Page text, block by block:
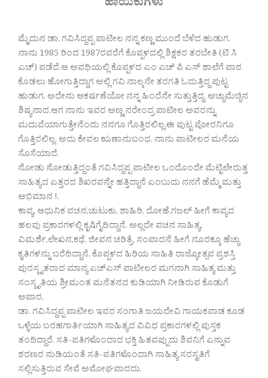
ಹಾಯಿಕುಗಳು
ಮೈದುನ ಡಾ. ಗವಿಸಿದ್ದಪ್ಪ ಪಾಟೀಲ ನನ್ನ ಕಣ್ಣ ಮುಂದೆ ಬೆಳೆದ ಹುಡುಗ.
ನಾನು 1985 ರಿಂದ 1987ರವರೆಗೆ ಕೊಪ್ಪಳದಲ್ಲಿ ಶಿಕ್ಷಕರ ತರಬೇತಿ (ಟಿ ಸಿ
ಎಚ್) ಪಡೆದೆ.ಆ ಅವಧಿಯಲ್ಲಿ ಕೊಪ್ಪಳದ ಎಂ ಎಚ್ ಪಿ ಎಸ್ ಶಾಲೆಗೆ ಪಾಠ
ಕೊಡಲು ಹೋಗುತ್ತಿದ್ದಾಗ ಅಲ್ಲಿ ಗವಿ ನಾಲ್ಕನೇ ತರಗತಿ ಓದುತ್ತಿದ್ದ ಪುಟ್ಟ
ಹುಡುಗ. ಅದೇನು ಆಕರ್ಷಣೆಯೋ ನನ್ನ ಹಿಂದೆನೇ ಸುತ್ತುತ್ತಿದ್ದ. ಅಚ್ಚುಮೆಚ್ಚಿನ
ಶಿಷ್ಯನಾದ.ಆಗ ನಾನು ಇವರ ಅಣ್ಣ ನರೇಂದ್ರ ಪಾಟೀಲ ಅವರನ್ನು
ಮದುವೆಯಾಗುತ್ತೇನೆಂದು ನನಗೂ ಗೊತ್ತಿರಲಿಲ್ಲ,ಈ ಪುಟ್ಟ ಪೋರನಿಗೂ
ಗೊತ್ತಿರಲಿಲ್ಲ. ಅದು ಕೇವಲ ಋಣಾನುಬಂಧ. ನಾನು ಪಾಟೀಲರ ಮನೆಯ
ಸೊಸೆಯಾದೆ.
ನೋಡು ನೋಡುತ್ತಿದ್ದಂತೆ ಗವಿಸಿದ್ದಪ್ಪ ಪಾಟೀಲ ಒಂದೊಂದೇ ಮೆಟ್ಟಿಲೇರುತ್ತ
ಸಾಹಿತ್ಯದ ಎತ್ತರದ ಶಿಖರವನ್ನೇ ಹತ್ತಿದ್ದಾನೆ ಎಂಬುದು ನನಗೆ ಹೆಮ್ಮೆ ಮತ್ತು
ಅಭಿಮಾನ !.
ಕಾವ್ಯ, ಆಧುನಿಕ ವಚನ,ಚುಟುಕು, ಶಾಹಿರಿ, ದೋಹೆ,ಗಜಲ್ ಹೀಗೆ ಕಾವ್ಯದ
ಹಲವು ಪ್ರಕಾರಗಳಲ್ಲಿ ಕೃಷಿಗೈದಿದ್ದಾನೆ. ಅಲ್ಲದೇ ವಚನ ಸಾಹಿತ್ಯ,
ವಿಮರ್ಶೆ,ಲೇಖನ,ಕಥೆ, ಜೀವನ ಚರಿತ್ರೆ, ಸಂಪಾದನೆ ಹೀಗೆ ನೂರಕ್ಕೂ ಹೆಚ್ಚು
ಕೃತಿಗಳನ್ನು ಬರೆದಿದ್ದಾನೆ. ಕೊಪ್ಪಳದ ಹಿರಿಯ ಸಾಹಿತಿ ರಾಜ್ಯೋತ್ಸವ ಪ್ರಶಸ್ತಿ
ಪುರಸ್ಕೃತರಾದ ಮಾನ್ಯ ಎಚ್ಎಸ್ ಪಾಟೀಲರ ಮಗನಾಗಿ ಸಾಹಿತ್ಯ ಮತ್ತು
ಸಂಸ್ಕೃತಿಯ ಶ್ರೀಮಂತ ಮನೆತನದ ಕುಡಿಯಾಗಿ ನೀಡಿರುವ ಕೊಡುಗೆ
ಅಪಾರ.
ಡಾ. ಗವಿಸಿದ್ದಪ್ಪ ಪಾಟೀಲ ಇವರ ಸಂಗಾತಿ ಜಯದೇವಿ ಗಾಯಕವಾಡ ಕೂಡ
ಒಳ್ಳೆಯ ಬರಹಗಾರ್ತಿಯಾಗಿ ಸಾಹಿತ್ಯದ ವಿವಿಧ ಪ್ರಕಾರಗಳಲ್ಲಿ ಪುಸ್ತಕ
ತಂದಿದ್ದಾರೆ. ಸತಿ-ಪತಿಗಳೊಂದಾದ ಭಕ್ತಿ ಹಿತವಪ್ಪುದು ಶಿವನಿಗೆ ಎನ್ನುವ
ಶರಣರ ನುಡಿಯಂತೆ ಸತಿ-ಪತಿಗಳೊಂದಾಗಿ ಸಾಹಿತ್ಯ ಸರಸ್ವತಿಗೆ
ಸಲ್ಲಿಸುತ್ತಿರುವ ಸೇವೆ ಅಮೋಘವಾದದು.